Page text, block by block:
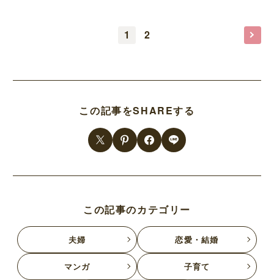
1 2
この記事をSHAREする
この記事のカテゴリー
夫婦 恋愛・結婚
マンガ 子育て